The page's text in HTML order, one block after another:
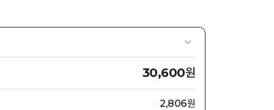
30,600원
2,806원